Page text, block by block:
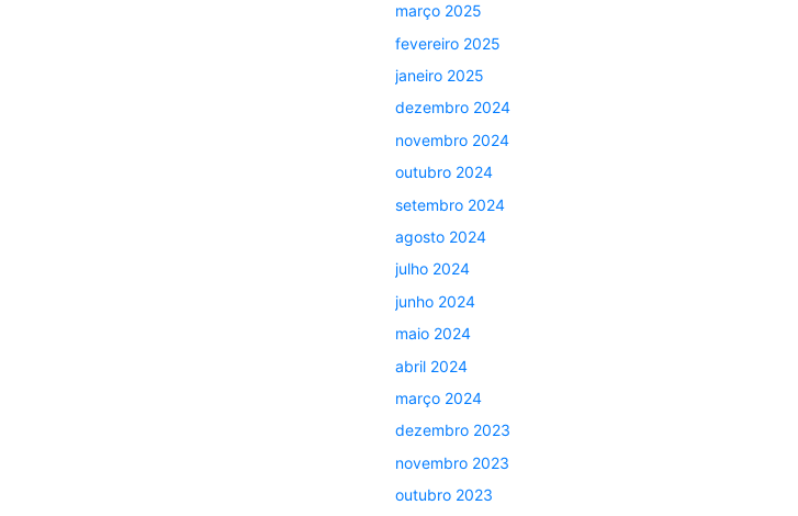
março 2025
fevereiro 2025
janeiro 2025
dezembro 2024
novembro 2024
outubro 2024
setembro 2024
agosto 2024
julho 2024
junho 2024
maio 2024
abril 2024
março 2024
dezembro 2023
novembro 2023
outubro 2023